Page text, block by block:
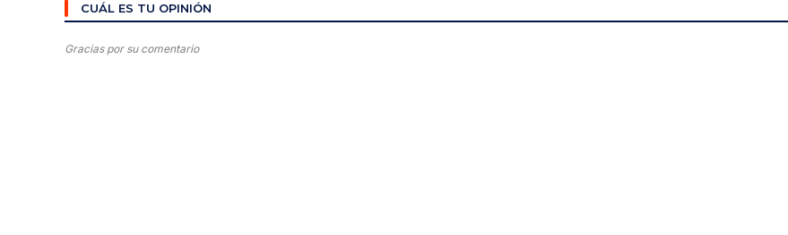
CUÁL ES TU OPINIÓN
Gracias por su comentario